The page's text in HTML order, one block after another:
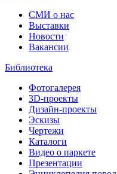
СМИ о нас
Выставки
Новости
Вакансии
Библиотека
Фотогалерея
3D-проекты
Дизайн-проекты
Эскизы
Чертежи
Каталоги
Видео о паркете
Презентации